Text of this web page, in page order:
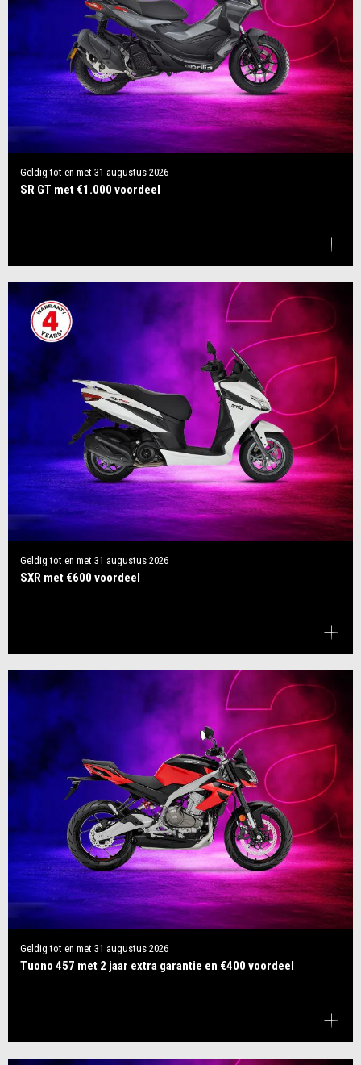
Geldig tot en met 31 augustus 2026
SR GT met €1.000 voordeel
Geldig tot en met 31 augustus 2026
SXR met €600 voordeel
Geldig tot en met 31 augustus 2026
Tuono 457 met 2 jaar extra garantie en €400 voordeel